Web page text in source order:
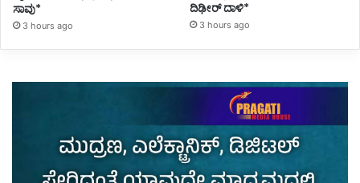
ಸಾವು*
3 hours ago
ದಿಢೀರ್ ದಾಳಿ*
3 hours ago